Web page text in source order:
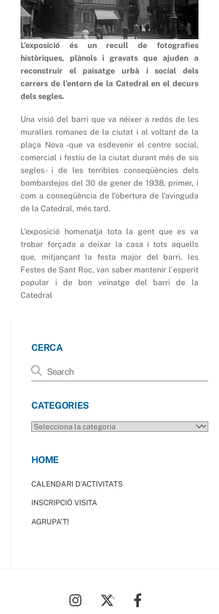
L’exposició és un recull de fotografies
històriques, plànols i gravats que ajuden a
reconstruir el paisatge urbà i social dels
carrers de l’entorn de la Catedral en el decurs
dels segles.
Una visió del barri que va néixer a redós de les
muralles romanes de la ciutat i al voltant de la
plaça Nova -que va esdevenir el centre social,
comercial i festiu de la ciutat durant més de sis
segles- i de les terribles conseqüències dels
bombardejos del 30 de gener de 1938, primer, i
com a conseqüència de l’obertura de l’avinguda
de la Catedral, més tard.
L’exposició homenatja tota la gent que es va
trobar forçada a deixar la casa i tots aquells
que, mitjançant la festa major del barri, les
Festes de Sant Roc, van saber mantenir l´esperit
popular i de bon veïnatge del barri de la
Catedral
CERCA
CATEGORIES
CATEGORIES
HOME
CALENDARI D’ACTIVITATS
INSCRIPCIÓ VISITA
AGRUPA’T!
To
Top